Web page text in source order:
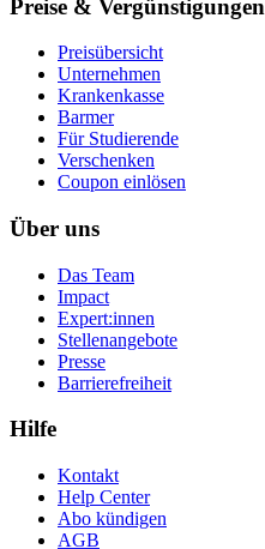
Preise & Vergünstigungen
Preisübersicht
Unternehmen
Krankenkasse
Barmer
Für Studierende
Ver­schen­ken
Coupon einlösen
Über uns
Das Team
Impact
Expert:innen
Stellenangebote
Presse
Barrierefreiheit
Hilfe
Kontakt
Help Center
Abo kündigen
AGB